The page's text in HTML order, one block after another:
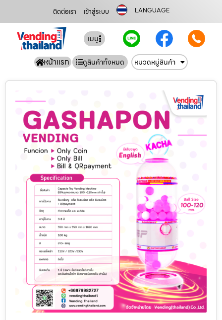
ติดต่อเรา เข้าสู่ระบบ LANGUAGE
เมนู
หน้าแรก ดูสินค้าทั้งหมด หมวดหมู่สินค้า